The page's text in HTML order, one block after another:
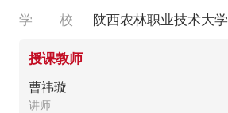
学 校 陕西农林职业技术大学
授课教师
曹祎璇
讲师